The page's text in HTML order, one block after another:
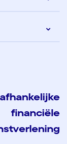
financiële